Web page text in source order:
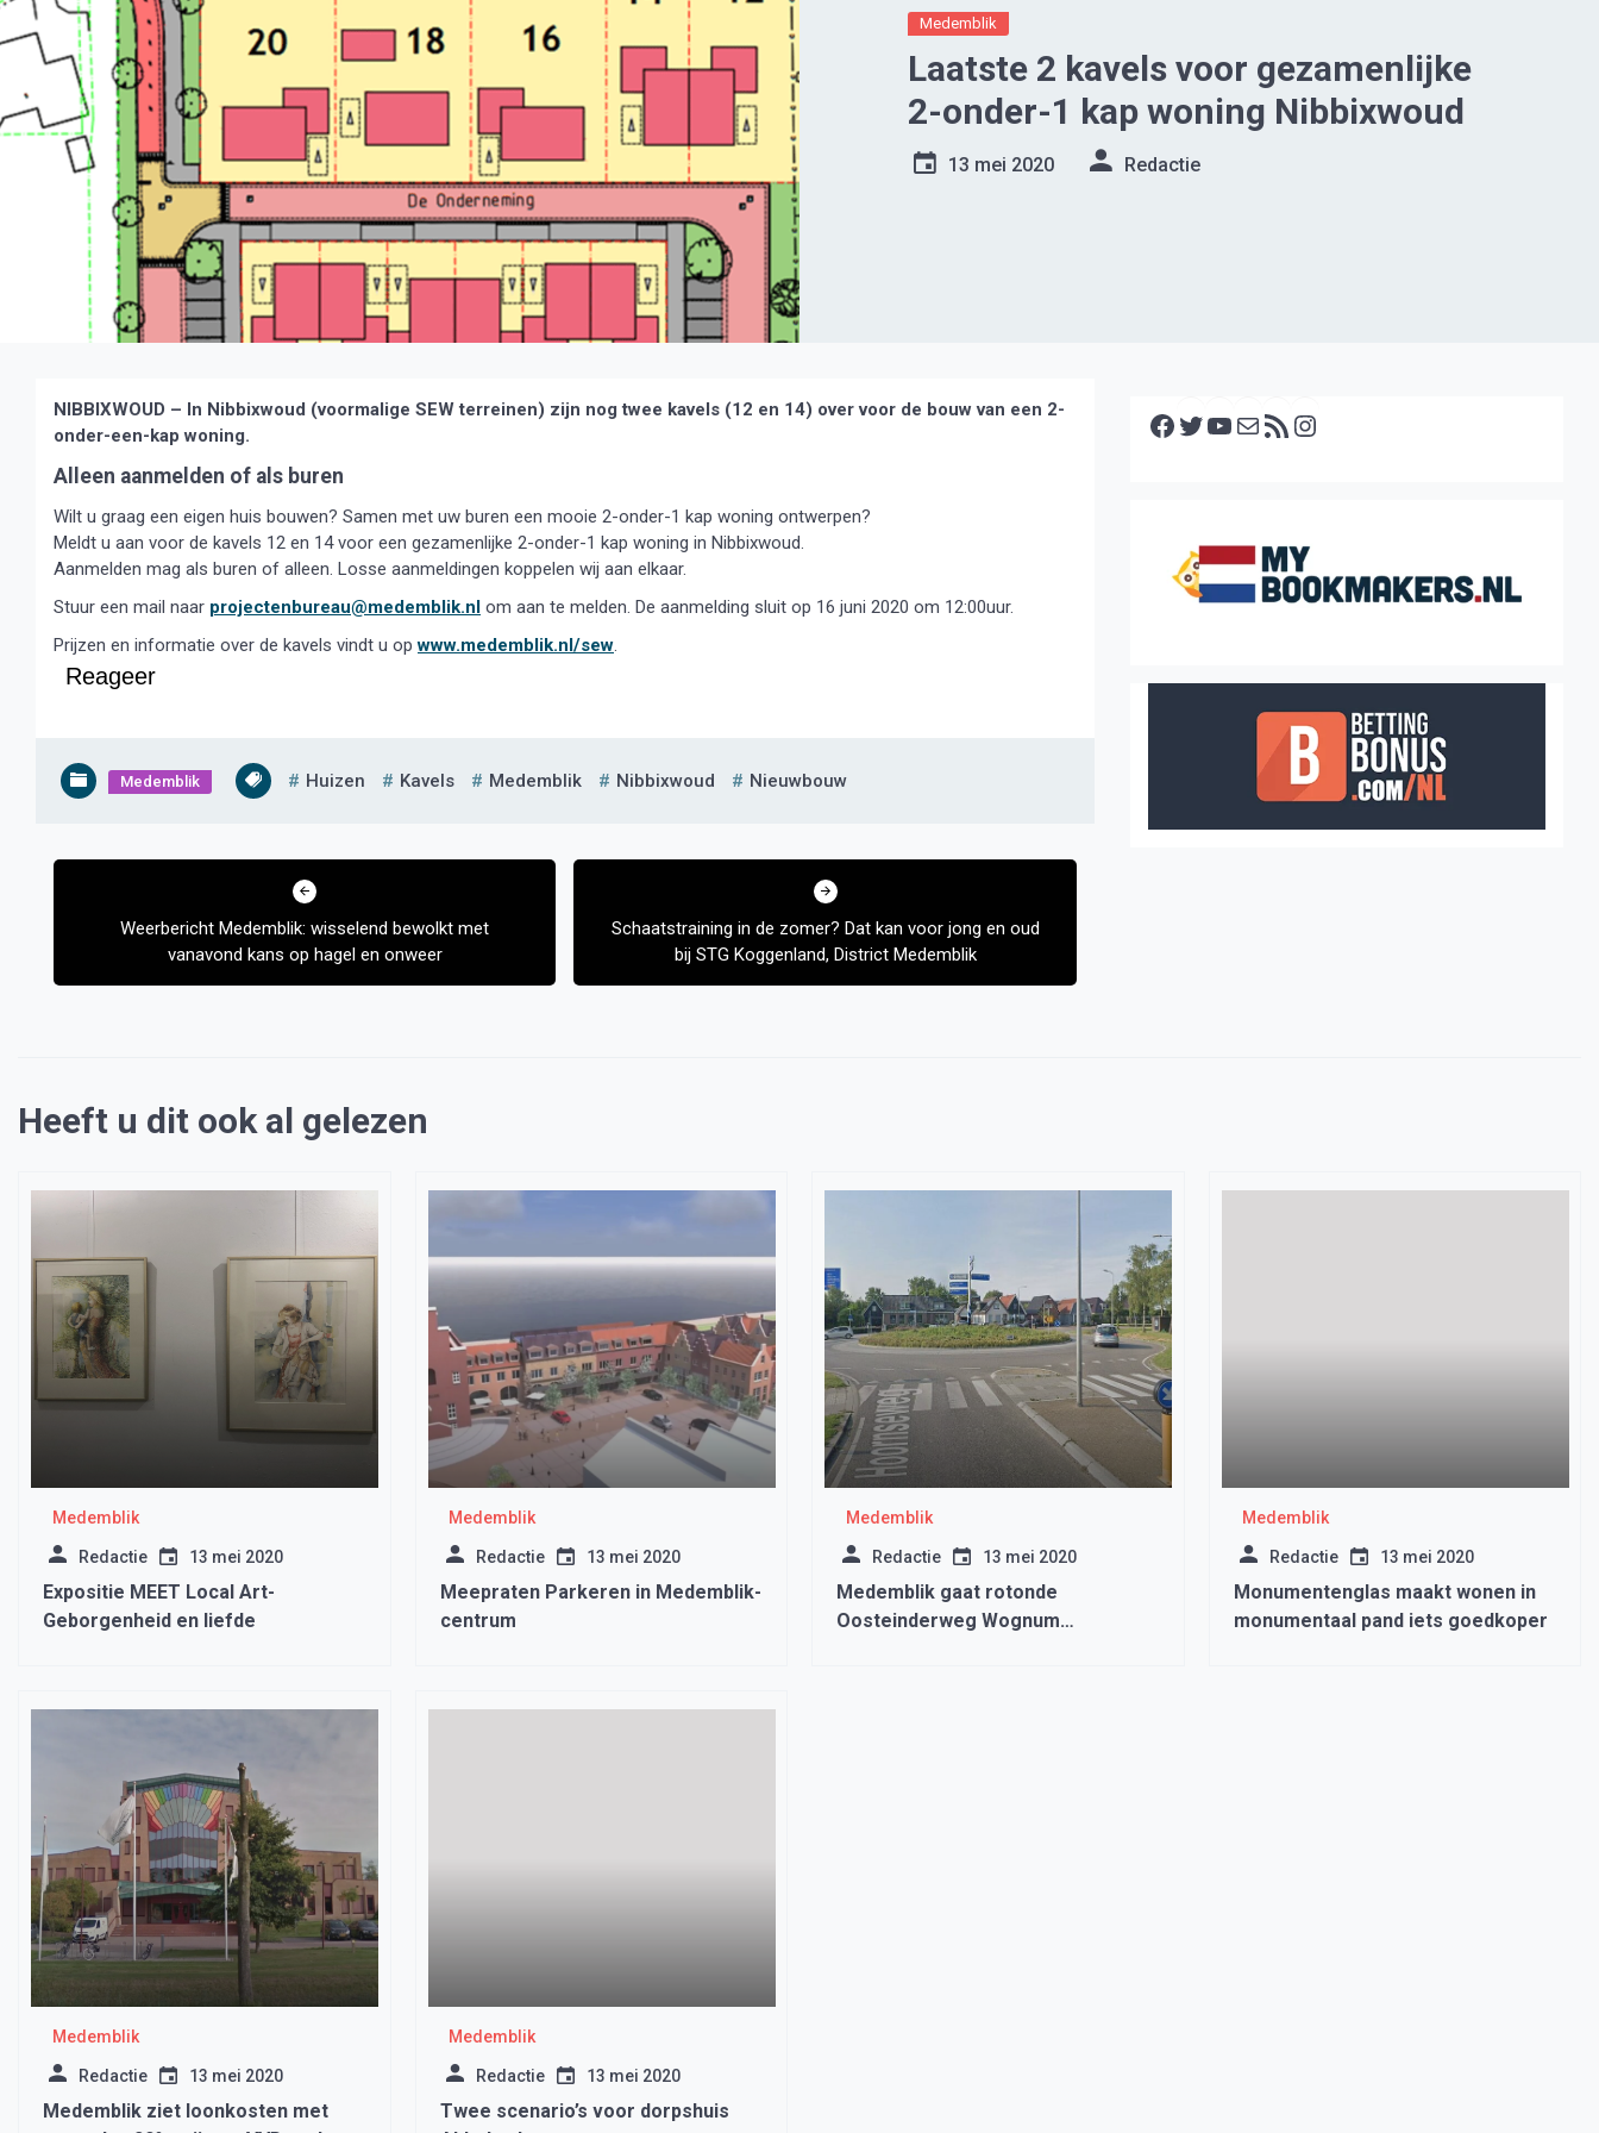
Medemblik
Laatste 2 kavels voor gezamenlijke
2-onder-1 kap woning Nibbixwoud
13 mei 2020 Redactie
NIBBIXWOUD – In Nibbixwoud (voormalige SEW terreinen) zijn nog twee kavels (12 en 14) over voor de bouw van een 2-
onder-een-kap woning.
Alleen aanmelden of als buren
Wilt u graag een eigen huis bouwen? Samen met uw buren een mooie 2-onder-1 kap woning ontwerpen?
Meldt u aan voor de kavels 12 en 14 voor een gezamenlijke 2-onder-1 kap woning in Nibbixwoud.
Aanmelden mag als buren of alleen. Losse aanmeldingen koppelen wij aan elkaar.
Stuur een mail naar projectenbureau@medemblik.nl om aan te melden. De aanmelding sluit op 16 juni 2020 om 12:00uur.
Prijzen en informatie over de kavels vindt u opwww.medemblik.nl/sew.
Reageer
Medemblik Huizen Kavels Medemblik Nibbixwoud Nieuwbouw
Bericht
Weerbericht Medemblik: wisselend bewolkt met
vanavond kans op hagel en onweer
Schaatstraining in de zomer? Dat kan voor jong en oud
bij STG Koggenland, District Medemblik
Facebook Twitter YouTube E-mail RSS feed
Heeft u dit ook al gelezen
Medemblik
Redactie 13 mei 2020
Expositie MEET Local Art-
Geborgenheid en liefde
Medemblik
Redactie 13 mei 2020
Meepraten Parkeren in Medemblik-
centrum
Medemblik
Redactie 13 mei 2020
Medemblik gaat rotonde
Oosteinderweg Wognum
Medemblik
Redactie 13 mei 2020
Monumentenglas maakt wonen in
monumentaal pand iets goedkoper
Medemblik
Redactie 13 mei 2020
Medemblik ziet loonkosten met
Medemblik
Redactie 13 mei 2020
Twee scenario’s voor dorpshuis